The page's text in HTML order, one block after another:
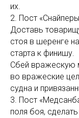
их.
2. Пост
Доставь
стоя в шеренге
старта к финишу.
Сбей вражескую
во вражеские
судна и
3. Пост
поля боя,